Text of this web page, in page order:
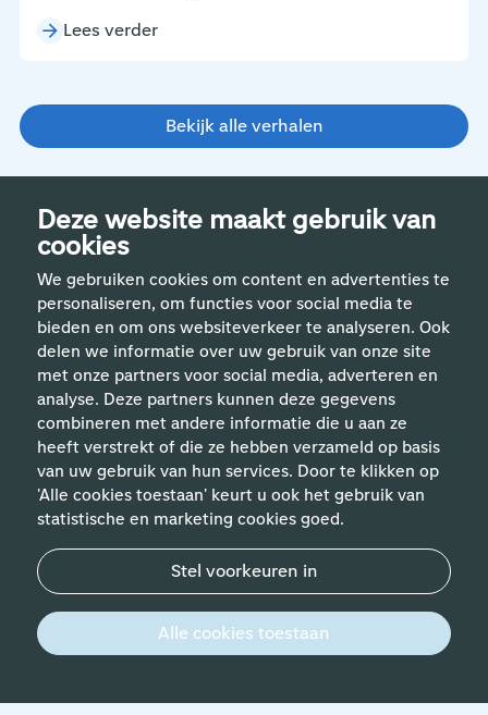
Deze website maakt gebruik van
cookies
We gebruiken cookies om content en advertenties te
personaliseren, om functies voor social media te
bieden en om ons websiteverkeer te analyseren. Ook
delen we informatie over uw gebruik van onze site
met onze partners voor social media, adverteren en
analyse. Deze partners kunnen deze gegevens
combineren met andere informatie die u aan ze
heeft verstrekt of die ze hebben verzameld op basis
van uw gebruik van hun services. Door te klikken op
'Alle cookies toestaan' keurt u ook het gebruik van
statistische en marketing cookies goed.
Stel voorkeuren in
Alle cookies toestaan
Lees verder
Bekijk alle verhalen
Handige links
Vakgebieden
Contact
© 2026 Werken bij SchipholPrivacyverklaring